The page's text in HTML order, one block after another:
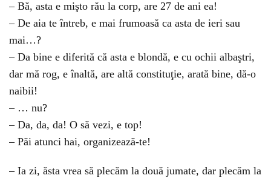
– Bă, asta e mişto rău la corp, are 27 de ani ea!
– De aia te întreb, e mai frumoasă ca asta de ieri sau
mai…?
– Da bine e diferită că asta e blondă, e cu ochii albaştri,
dar mă rog, e înaltă, are altă constituţie, arată bine, dă-o
naibii!
– … nu?
– Da, da, da! O să vezi, e top!
– Păi atunci hai, organizează-te!
– Ia zi, ăsta vrea să plecăm la două jumate, dar plecăm la